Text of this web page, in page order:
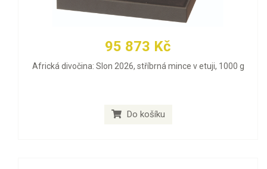
95 873 Kč
Africká divočina: Slon 2026, stříbrná mince v etuji, 1000 g
Do košíku